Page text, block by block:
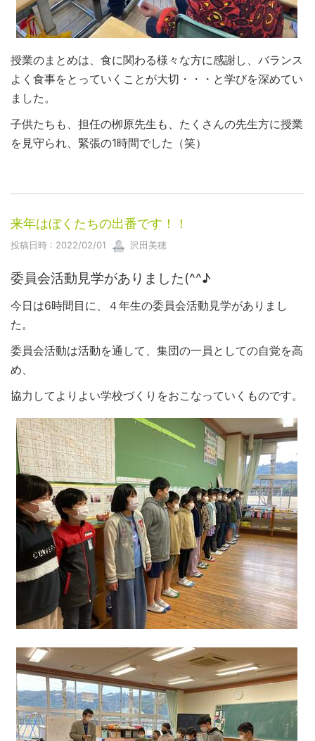
授業のまとめは、食に関わる様々な方に感謝し、バランス
よく食事をとっていくことが大切・・・と学びを深めてい
ました。
子供たちも、担任の栁原先生も、たくさんの先生方に授業
を見守られ、緊張の1時間でした（笑）
来年はぼくたちの出番です！！
投稿日時 : 2022/02/01 沢田美穂
委員会活動見学がありました(^^♪
今日は6時間目に、４年生の委員会活動見学がありまし
た。
委員会活動は活動を通して、集団の一員としての自覚を高
め、
協力してよりよい学校づくりをおこなっていくものです。